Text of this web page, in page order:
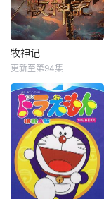
牧神记
更新至第94集